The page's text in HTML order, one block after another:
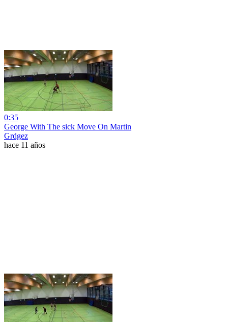
0:35
George With The sick Move On Martin
Grdgez
hace 11 años